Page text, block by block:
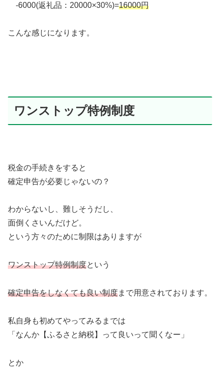
-6000(返礼品：20000×30%)=16000円
こんな感じになります。
ワンストップ特例制度
税金の手続きをすると
確定申告が必要じゃないの？
わからないし、難しそうだし、
面倒くさいんだけど。
という方々のために制限はありますが
ワンストップ特例制度という
確定申告をしなくても良い制度まで用意されております。
私自身も初めてやってみるまでは
「なんか【ふるさと納税】って良いって聞くなー」
とか